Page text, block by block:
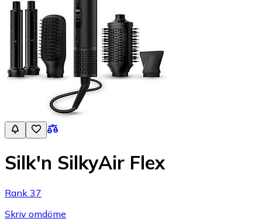
Silk'n SilkyAir Flex
Rank 37
Skriv omdöme